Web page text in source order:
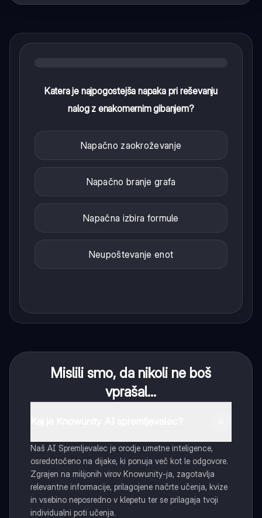
Katera je najpogostejša napaka pri reševanju
nalog z enakomernim gibanjem?
Napačno zaokroževanje
Napačno branje grafa
Napačna izbira formule
Neupoštevanje enot
Mislili smo, da nikoli ne boš
vprašal...
Naš AI Spremljevalec je orodje umetne inteligence,
osredotočeno na dijake, ki ponuja več kot le odgovore.
Zgrajen na milijonih virov Knowunity-ja, zagotavlja
relevantne informacije, prilagojene načrte učenja, kvize
in vsebino neposredno v klepetu ter se prilagaja tvoji
individualni poti učenja.